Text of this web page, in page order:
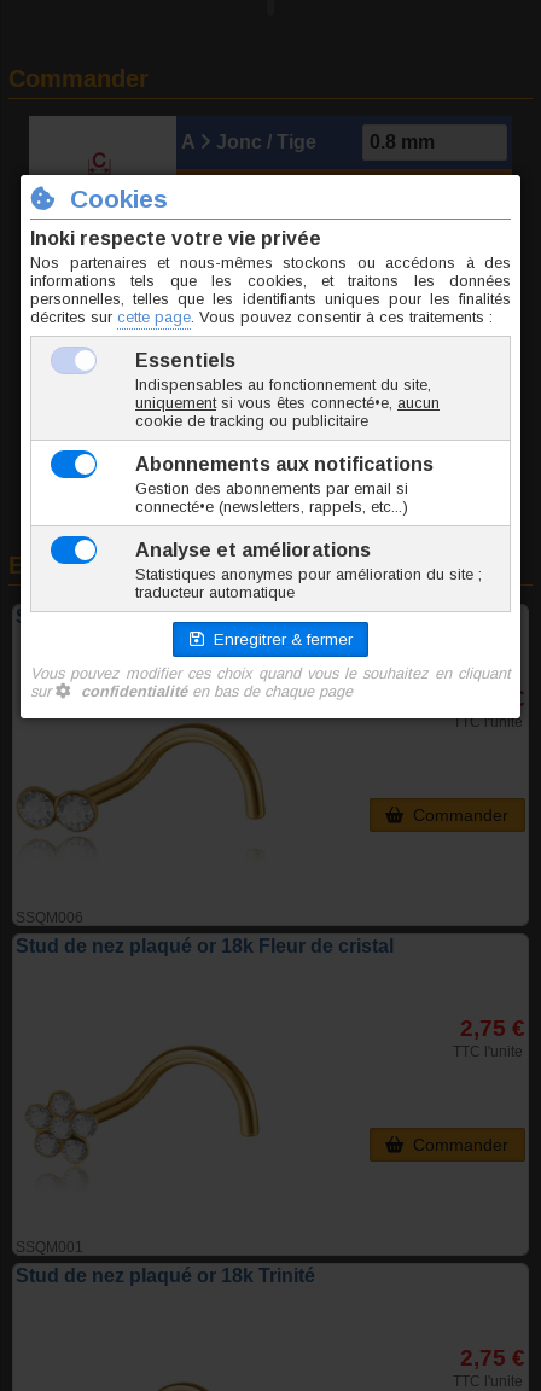
Commander
A Jonc / Tige
C Élément
SSQM025-0.8/6.5/4
0.1 g
2.75 € TTC l'unité
Ajouter au panier
En rapport avec cet article
Stud de nez plaqué or 18k Double Cristal
SSQM006
2,75 €
TTC l'unite
Commander
Stud de nez plaqué or 18k Fleur de cristal
SSQM001
2,75 €
TTC l'unite
Commander
Stud de nez plaqué or 18k Trinité
2,75 €
TTC l'unite